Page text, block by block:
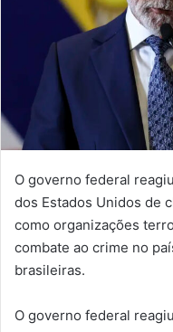
O governo federal
dos Estados Unidos de
como organizações
combate ao crime no
brasileiras.
O governo federal